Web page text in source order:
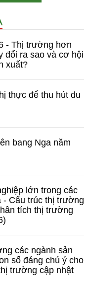
- Thị trường hơn
đổi ra sao và cơ hội
xuất?
thực để thu hút du
bang Nga năm
lớn trong các
- Cấu trúc thị trường
tích thị trường
các ngành sản
số đáng chú ý cho
trường cập nhật